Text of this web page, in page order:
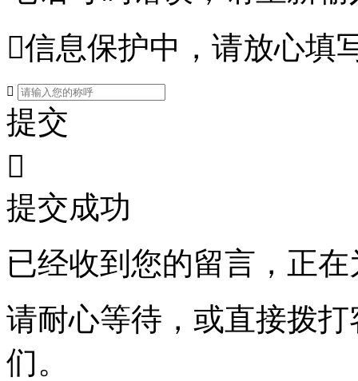
信息保护中，请放心填

提交

提交成功
已经收到您的留言，正
请耐心等待，或直接拨
们。